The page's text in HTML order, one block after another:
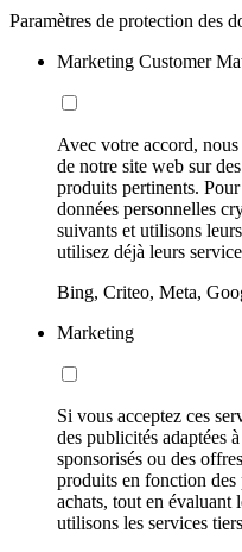
Paramètres de protection des
Marketing Customer
Avec votre accord,
de notre site web sur
produits pertinents.
données personnelles
suivants et utilisons
utilisez déjà leurs
Bing, Criteo, Meta,
Marketing
Si vous acceptez ces
des publicités adaptées
sponsorisés ou des
produits en fonction des
achats, tout en évaluant
utilisons les services